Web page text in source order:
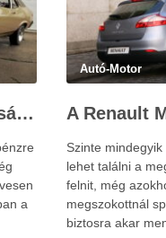
Készpénzes autófelvásárlás Győrben, Sopronban és Szombathelyen
a
Autó-Motor
Szinte
lehet találni a
felnit, még
megszokottnál
biztosra akar